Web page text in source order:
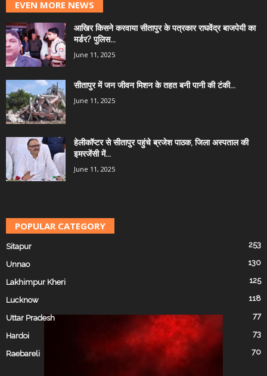
EVEN MORE NEWS
आखिर किसने करवाया सीतापुर के पत्रकार राघवेंद्र बाजपेयी का
मर्डर? पुलिस...
June 11, 2025
सीतापुर में जन जीवन मिशन के तहत बनी पानी की टंकी...
June 11, 2025
हेलीकॉप्टर से सीतापुर पहुंचे ब्रजेश पाठक, जिला अस्पताल की
इमरजेंसी में...
June 11, 2025
POPULAR CATEGORY
Sitapur 253
Unnao 130
Lakhimpur Kheri 125
Lucknow 118
Uttar Pradesh 77
Hardoi 73
Raebareli 70